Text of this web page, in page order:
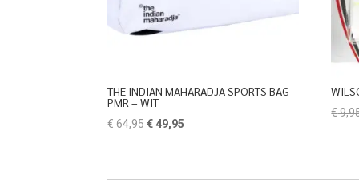
THE INDIAN MAHARADJA SPORTS BAG
PMR – WIT
€64,95Oorspronkelijke
€ 49,95
€